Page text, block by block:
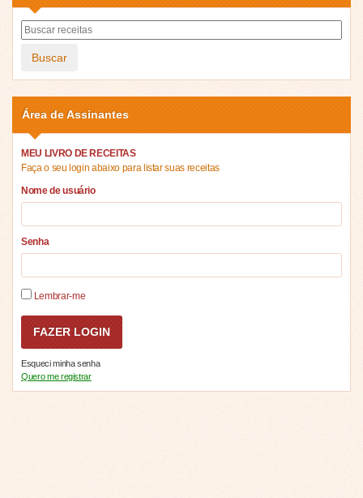
Buscar
Área de Assinantes
MEU LIVRO DE RECEITAS
Faça o seu login abaixo para listar suas receitas
Nome de usuário
Senha
Lembrar-me
Esqueci minha senha
Quero me registrar